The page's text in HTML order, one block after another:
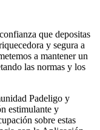
que depositas
y segura a
a mantener un
las normas y los
Padeligo y
estimulante y
sobre estas